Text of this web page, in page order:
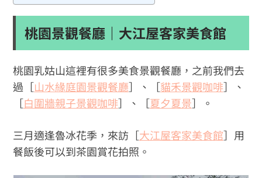
桃園景觀餐廳｜大江屋客家美食館
桃園乳姑山這裡有很多美食景觀餐廳，之前我們去
過［山水緣庭園景觀餐廳］、［貓禾景觀咖啡］、
［白圍牆親子景觀咖啡］、［夏夕夏景］。
三月適逢魯冰花季，來訪［大江屋客家美食館］用
餐飯後可以到茶園賞花拍照。